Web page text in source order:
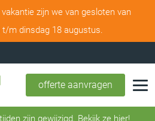
zijn we van gesloten van
t/m dinsdag 18 augustus.
offerte aanvragen
zijn gewijzigd. Bekijk ze hier!